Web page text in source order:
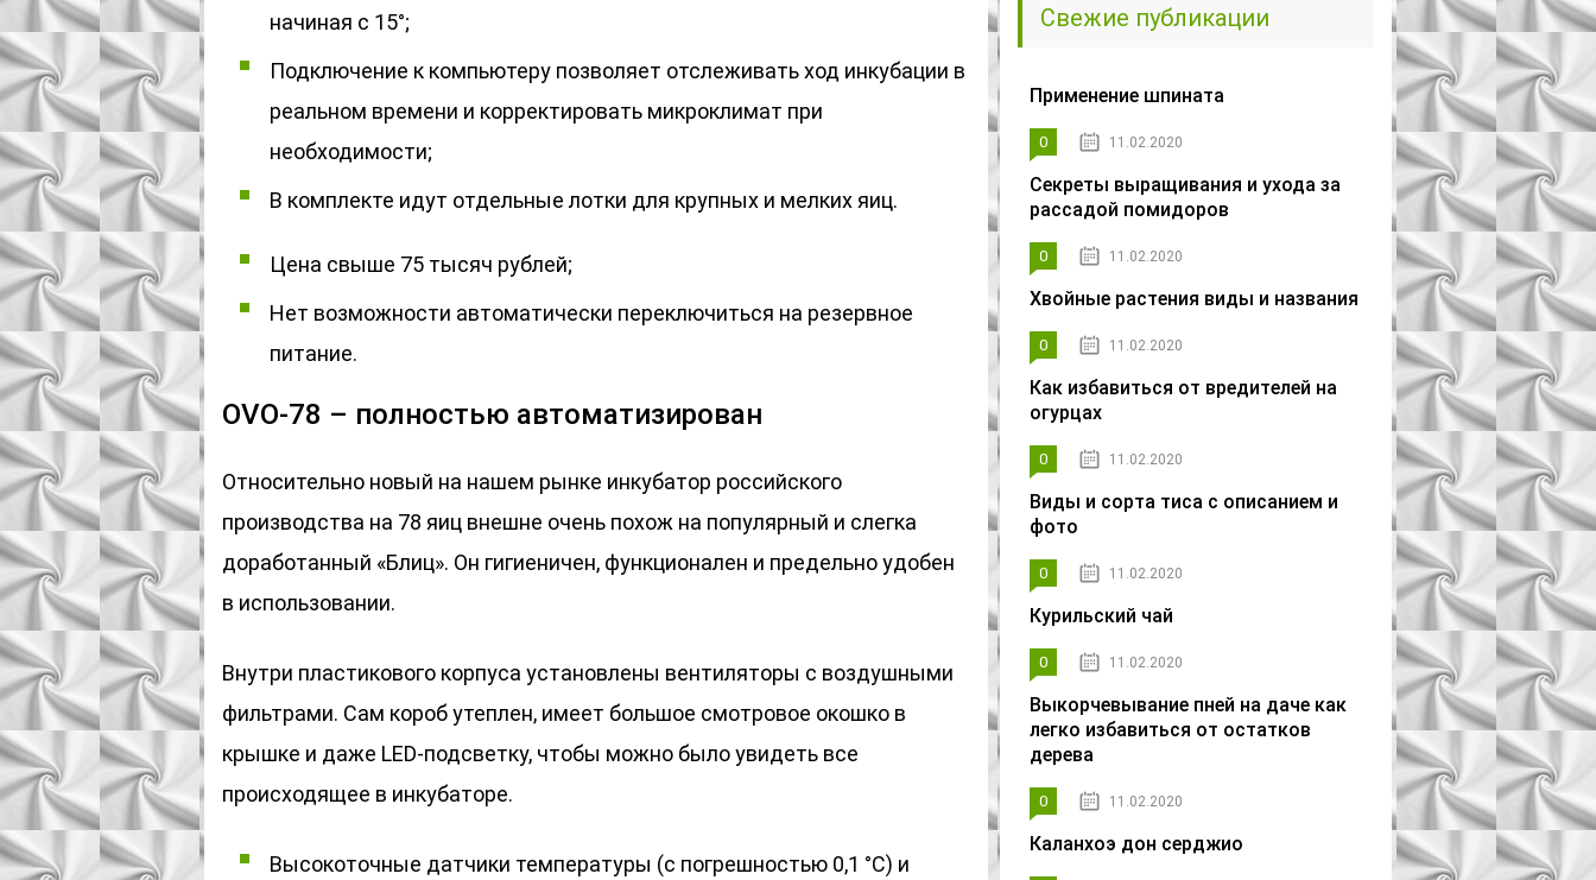
начиная с 15°;
Подключение к компьютеру позволяет отслеживать ход инкубации в
реальном времени и корректировать микроклимат при
необходимости;
В комплекте идут отдельные лотки для крупных и мелких яиц.
Цена свыше 75 тысяч рублей;
Нет возможности автоматически переключиться на резервное
питание.
OVO-78 – полностью автоматизирован
Относительно новый на нашем рынке инкубатор российского
производства на 78 яиц внешне очень похож на популярный и слегка
доработанный «Блиц». Он гигиеничен, функционален и предельно удобен
в использовании.
Внутри пластикового корпуса установлены вентиляторы с воздушными
фильтрами. Сам короб утеплен, имеет большое смотровое окошко в
крышке и даже LED-подсветку, чтобы можно было увидеть все
происходящее в инкубаторе.
Высокоточные датчики температуры (с погрешностью 0,1 °С) и
Свежие публикации
Применение шпината
0 11.02.2020
Секреты выращивания и ухода за
рассадой помидоров
0 11.02.2020
Хвойные растения виды и названия
0 11.02.2020
Как избавиться от вредителей на
огурцах
0 11.02.2020
Виды и сорта тиса с описанием и
фото
0 11.02.2020
Курильский чай
0 11.02.2020
Выкорчевывание пней на даче как
легко избавиться от остатков
дерева
0 11.02.2020
Каланхоэ дон серджио